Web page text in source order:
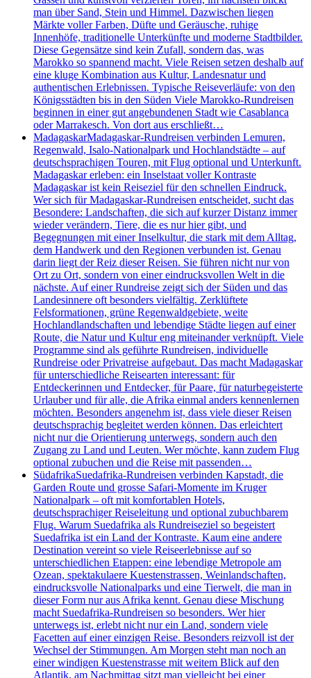
man über Sand, Stein und Himmel. Dazwischen liegen
Märkte voller Farben, Düfte und Geräusche, ruhige
Innenhöfe, traditionelle Unterkünfte und moderne Stadtbilder.
Diese Gegensätze sind kein Zufall, sondern das, was
Marokko so spannend macht. Viele Reisen setzen deshalb auf
eine kluge Kombination aus Kultur, Landesnatur und
authentischen Erlebnissen. Typische Reiseverläufe: von den
Königsstädten bis in den Süden Viele Marokko-Rundreisen
beginnen in einer gut angebundenen Stadt wie Casablanca
oder Marrakesch. Von dort aus erschließt…
MadagaskarMadagaskar-Rundreisen verbinden Lemuren,
Regenwald, Isalo-Nationalpark und Hochlandstädte – auf
deutschsprachigen Touren, mit Flug optional und Unterkunft.
Madagaskar erleben: ein Inselstaat voller Kontraste
Madagaskar ist kein Reiseziel für den schnellen Eindruck.
Wer sich für Madagaskar-Rundreisen entscheidet, sucht das
Besondere: Landschaften, die sich auf kurzer Distanz immer
wieder verändern, Tiere, die es nur hier gibt, und
Begegnungen mit einer Inselkultur, die stark mit dem Alltag,
dem Handwerk und den Regionen verbunden ist. Genau
darin liegt der Reiz dieser Reisen. Sie führen nicht nur von
Ort zu Ort, sondern von einer eindrucksvollen Welt in die
nächste. Auf einer Rundreise zeigt sich der Süden und das
Landesinnere oft besonders vielfältig. Zerklüftete
Felsformationen, grüne Regenwaldgebiete, weite
Hochlandlandschaften und lebendige Städte liegen auf einer
Route, die Natur und Kultur eng miteinander verknüpft. Viele
Programme sind als geführte Rundreisen, individuelle
Rundreise oder Privatreise aufgebaut. Das macht Madagaskar
für unterschiedliche Reisearten interessant: für
Entdeckerinnen und Entdecker, für Paare, für naturbegeisterte
Urlauber und für alle, die Afrika einmal anders kennenlernen
möchten. Besonders angenehm ist, dass viele dieser Reisen
deutschsprachig begleitet werden können. Das erleichtert
nicht nur die Orientierung unterwegs, sondern auch den
Zugang zu Land und Leuten. Wer möchte, kann zudem Flug
optional zubuchen und die Reise mit passenden…
SüdafrikaSuedafrika-Rundreisen verbinden Kapstadt, die
Garden Route und grosse Safari-Momente im Kruger
Nationalpark – oft mit komfortablen Hotels,
deutschsprachiger Reiseleitung und optional zubuchbarem
Flug. Warum Suedafrika als Rundreiseziel so begeistert
Suedafrika ist ein Land der Kontraste. Kaum eine andere
Destination vereint so viele Reiseerlebnisse auf so
unterschiedlichen Etappen: eine lebendige Metropole am
Ozean, spektakulaere Kuestenstrassen, Weinlandschaften,
eindrucksvolle Nationalparks und eine Tierwelt, die man in
dieser Form nur aus Afrika kennt. Genau diese Mischung
macht Suedafrika-Rundreisen so besonders. Wer hier
unterwegs ist, erlebt nicht nur ein Land, sondern viele
Facetten auf einer einzigen Reise. Besonders reizvoll ist der
Wechsel der Stimmungen. Am Morgen steht man noch an
einer windigen Kuestenstrasse mit weitem Blick auf den
Atlantik, am Nachmittag sitzt man vielleicht bei einer